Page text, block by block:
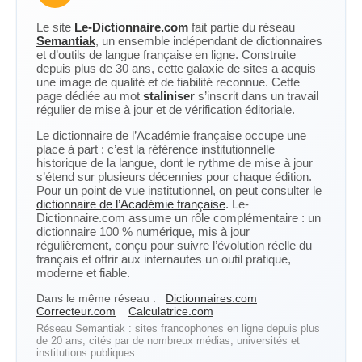
Le site Le-Dictionnaire.com fait partie du réseau
Semantiak, un ensemble indépendant de dictionnaires
et d’outils de langue française en ligne. Construite
depuis plus de 30 ans, cette galaxie de sites a acquis
une image de qualité et de fiabilité reconnue. Cette
page dédiée au mot staliniser s’inscrit dans un travail
régulier de mise à jour et de vérification éditoriale.
Le dictionnaire de l’Académie française occupe une
place à part : c’est la référence institutionnelle
historique de la langue, dont le rythme de mise à jour
s’étend sur plusieurs décennies pour chaque édition.
Pour un point de vue institutionnel, on peut consulter le
dictionnaire de l’Académie française. Le-
Dictionnaire.com assume un rôle complémentaire : un
dictionnaire 100 % numérique, mis à jour
régulièrement, conçu pour suivre l’évolution réelle du
français et offrir aux internautes un outil pratique,
moderne et fiable.
Dans le même réseau :
Dictionnaires.com
Correcteur.com
Calculatrice.com
Réseau Semantiak : sites francophones en ligne depuis plus
de 20 ans, cités par de nombreux médias, universités et
institutions publiques.